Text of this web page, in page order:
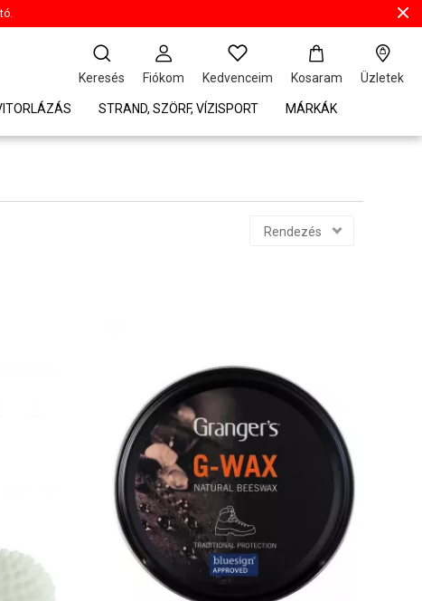
STRAND, SZÖRF, VÍZISPORT MÁRKÁK
Keresés Fiókom Kedvenceim Kosaram Üzletek
Rendezés